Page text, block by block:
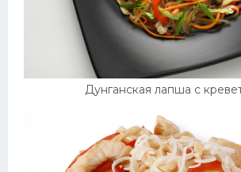
Дунганская лапша с